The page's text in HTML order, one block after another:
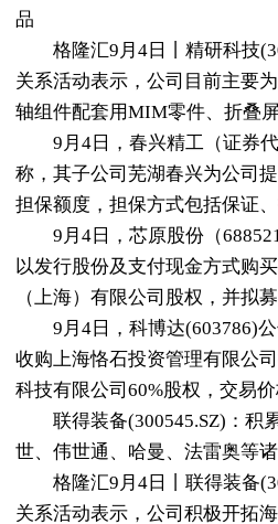
品
格隆汇9月4日丨精研科技
关系活动表示，公司目前主要
轴组件配套用MIM零件、折叠
9月4日，春兴精工（证券代
称，其子公司芜湖春兴为公司
担保额度，担保方式包括保证、
9月4日，芯原股份（688521
以发行股份及支付现金方式购
（上海）有限公司股权，并拟
9月4日，科博达(603786)公
收购上海恪石投资管理有限公
科技有限公司60%股权，交易价
联得装备(300545.SZ)：积
世、伟世通、哈曼、法雷奥等
格隆汇9月4日丨联得装备
关系活动表示，公司积极开拓